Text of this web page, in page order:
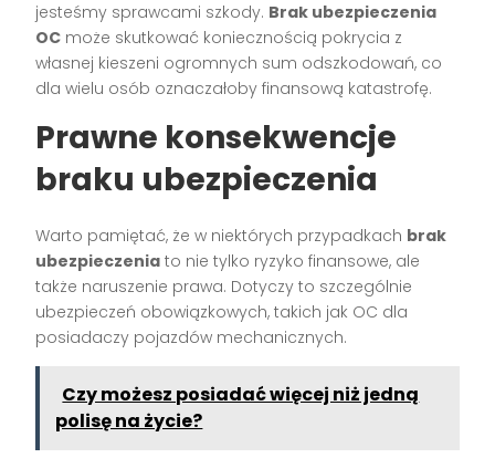
jesteśmy sprawcami szkody. Brak ubezpieczenia
OC może skutkować koniecznością pokrycia z
własnej kieszeni ogromnych sum odszkodowań, co
dla wielu osób oznaczałoby finansową katastrofę.
Prawne konsekwencje
braku ubezpieczenia
Warto pamiętać, że w niektórych przypadkach brak
ubezpieczenia to nie tylko ryzyko finansowe, ale
także naruszenie prawa. Dotyczy to szczególnie
ubezpieczeń obowiązkowych, takich jak OC dla
posiadaczy pojazdów mechanicznych.
Czy możesz posiadać więcej niż jedną
polisę na życie?